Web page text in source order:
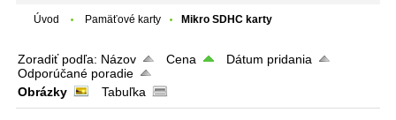
Úvod Pamäťové karty Mikro SDHC karty
Zoradiť podľa: Názov Cena
Dátum pridania
Odporúčané poradie
Obrázky
Tabuľka